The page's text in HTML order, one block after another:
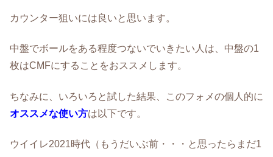
カウンター狙いには良いと思います。
中盤でボールをある程度つないでいきたい人は、中盤の1
枚はCMFにすることをおススメします。
ちなみに、いろいろと試した結果、このフォメの個人的に
オススメな使い方は以下です。
ウイイレ2021時代（もうだいぶ前・・・と思ったらまだ1